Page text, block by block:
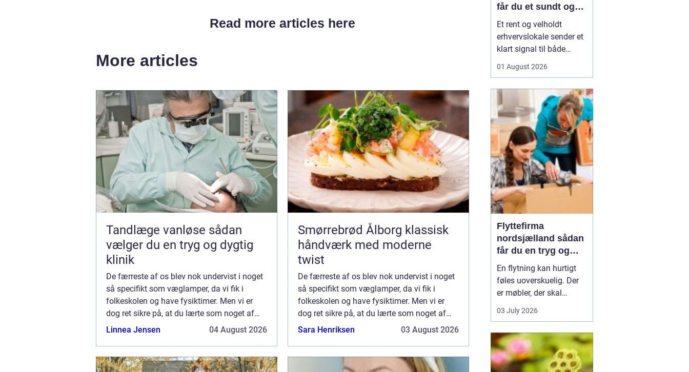
Read more articles here
More articles
Tandlæge vanløse sådan
vælger du en tryg og dygtig
klinik
De færreste af os blev nok undervist i noget
så specifikt som væglamper, da vi fik i
folkeskolen og have fysiktimer. Men vi er
dog ret sikre på, at du lærte som noget af
det første, hvad der var vekselstrøm...
Linnea Jensen 04 August 2026
Smørrebrød Ålborg klassisk
håndværk med moderne
twist
De færreste af os blev nok undervist i noget
så specifikt som væglamper, da vi fik i
folkeskolen og have fysiktimer. Men vi er
dog ret sikre på, at du lærte som noget af
det første, hvad der var vekselstrøm...
Sara Henriksen 03 August 2026
får du et sundt og
professionelt
arbejdsmiljø
Et rent og velholdt
erhvervslokale sender et
klart signal til både
Mange virksomheder i
først værdien af
professionel rengøring,
når støvniveauet stiger,
medarbejdere klager
over indeklimaet, eller
kunder kom...
01 August 2026
Flyttefirma
nordsjælland sådan
får du en tryg og
effektiv flytning
En flytning kan hurtigt
føles uoverskuelig. Der
er møbler, der skal
bæres, kasser der skal
pakkes, og ofte en stram
Mange i Nordsjælland
vælger derfor at bruge et
professionelt flyttefirma,
03 July 2026